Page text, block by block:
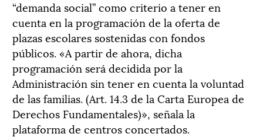
“demanda social” como criterio a tener en
cuenta en la programación de la oferta de
plazas escolares sostenidas con fondos
públicos. «A partir de ahora, dicha
programación será decidida por la
Administración sin tener en cuenta la voluntad
de las familias. (Art. 14.3 de la Carta Europea de
Derechos Fundamentales)», señala la
plataforma de centros concertados.